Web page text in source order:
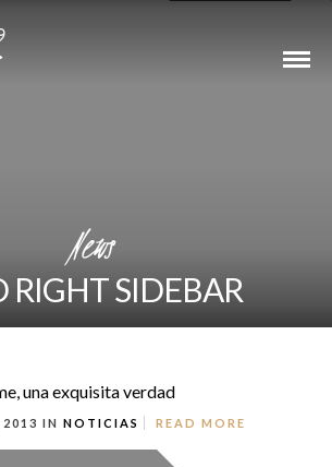
News
RIGHT SIDEBAR
una exquisita verdad
IN NOTICIAS READ MORE